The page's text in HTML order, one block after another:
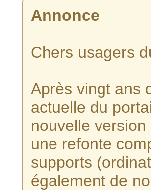
Annonce
Chers usagers
Après vingt ans
actuelle du
nouvelle version
une refonte
supports
également de